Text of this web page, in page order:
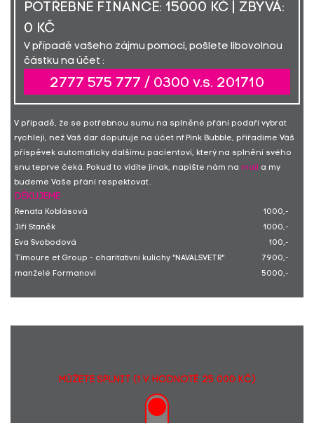
POTŘEBNÉ FINANCE: 15000 KČ | ZBÝVÁ:
0 KČ
V případě vašeho zájmu pomoci, pošlete libovolnou
částku na účet :
2777 575 777 / 0300 v.s. 201710
V případě, že se potřebnou sumu na splněné přání podaří vybrat
rychleji, než Váš dar doputuje na účet nf Pink Bubble, přiřadíme Váš
příspěvek automaticky dalšímu pacientovi, který na splnění svého
snu teprve čeká. Pokud to vidíte jinak, napište nám na mail
a my
budeme Vaše přání respektovat.
DĚKUJEME
Renata Koblásová
1000,-
Jiří Staněk
1000,-
Eva Svobodová
100,-
Timoure et Group - charitativní kulichy "NAVALSVETR"
7900,-
manželé Formanovi
5000,-
MŮŽETE SPLNIT (1 v hodnotě 25 000 Kč)